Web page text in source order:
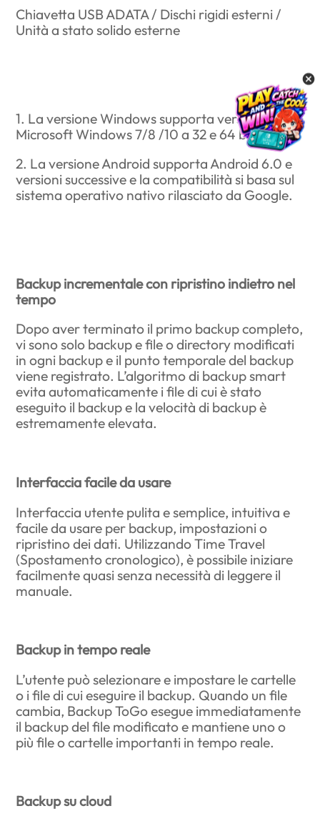
Chiavetta USB ADATA / Dischi rigidi esterni /
Unità a stato solido esterne
1. La versione Windows supporta versioni
Microsoft Windows 7/8 /10 a 32 e 64 bit
2. La versione Android supporta Android 6.0 e
versioni successive e la compatibilità si basa sul
sistema operativo nativo rilasciato da Google.
Backup incrementale con ripristino indietro nel
tempo
Dopo aver terminato il primo backup completo,
vi sono solo backup e file o directory modificati
in ogni backup e il punto temporale del backup
viene registrato. L’algoritmo di backup smart
evita automaticamente i file di cui è stato
eseguito il backup e la velocità di backup è
estremamente elevata.
Interfaccia facile da usare
Interfaccia utente pulita e semplice, intuitiva e
facile da usare per backup, impostazioni o
ripristino dei dati. Utilizzando Time Travel
(Spostamento cronologico), è possibile iniziare
facilmente quasi senza necessità di leggere il
manuale.
Backup in tempo reale
L’utente può selezionare e impostare le cartelle
o i file di cui eseguire il backup. Quando un file
cambia, Backup ToGo esegue immediatamente
il backup del file modificato e mantiene uno o
più file o cartelle importanti in tempo reale.
Backup su cloud